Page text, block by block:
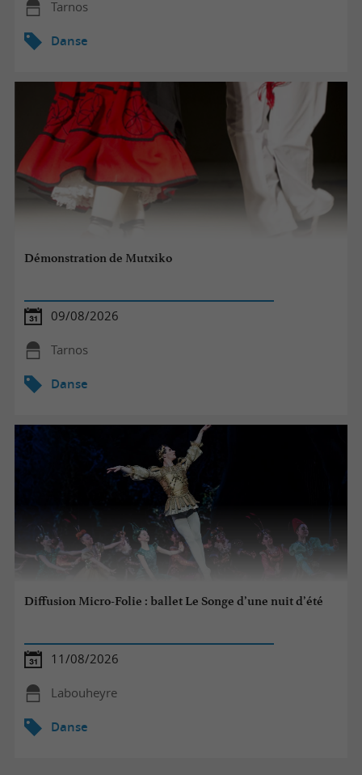
Tarnos
Danse
Démonstration de Mutxiko
09/08/2026
Tarnos
Danse
Diffusion Micro-Folie : ballet Le Songe d’une nuit d’été
11/08/2026
Labouheyre
Danse